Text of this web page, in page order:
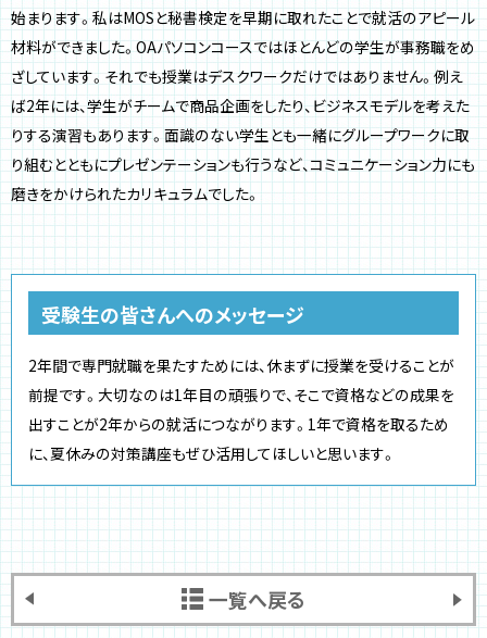
始まります。私はMOSと秘書検定を早期に取れたことで就活のアピール
材料ができました。OAパソコンコースではほとんどの学生が事務職をめ
ざしています。それでも授業はデスクワークだけではありません。例え
ば2年には、学生がチームで商品企画をしたり、ビジネスモデルを考えた
りする演習もあります。面識のない学生とも一緒にグループワークに取
り組むとともにプレゼンテーションも行うなど、コミュニケーション力にも
磨きをかけられたカリキュラムでした。
受験生の皆さんへのメッセージ
2年間で専門就職を果たすためには、休まずに授業を受けることが
前提です。大切なのは1年目の頑張りで、そこで資格などの成果を
出すことが2年からの就活につながります。1年で資格を取るため
に、夏休みの対策講座もぜひ活用してほしいと思います。
一覧へ戻る